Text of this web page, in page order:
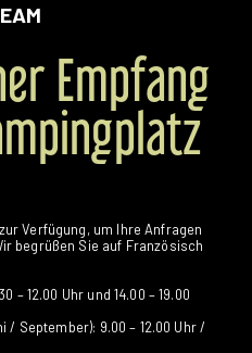
Empfang
Verfügung, um Ihre Anfragen
begrüßen Sie auf Französisch
– 12.00 Uhr und 14.00 – 19.00
/ September): 9.00 – 12.00 Uhr /